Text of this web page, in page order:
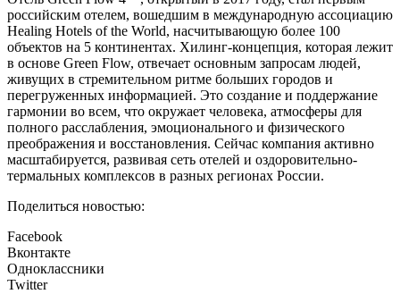
российским отелем, вошедшим в международную ассоциацию
Healing Hotels of the World, насчитывающую более 100
объектов на 5 континентах. Хилинг-концепция, которая лежит
в основе Green Flow, отвечает основным запросам людей,
живущих в стремительном ритме больших городов и
перегруженных информацией. Это создание и поддержание
гармонии во всем, что окружает человека, атмосферы для
полного расслабления, эмоционального и физического
преображения и восстановления. Сейчас компания активно
масштабируется, развивая сеть отелей и оздоровительно-
термальных комплексов в разных регионах России.
Поделиться новостью:
Facebook
Вконтакте
Одноклассники
Twitter